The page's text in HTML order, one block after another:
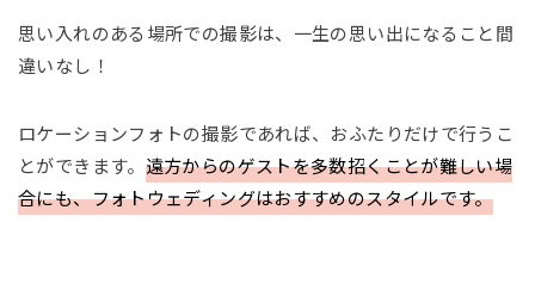
思い入れのある場所での撮影は、一生の思い出になること間
違いなし！
ロケーションフォトの撮影であれば、おふたりだけで行うこ
とができます。 遠方からのゲストを多数招くことが難しい場
合にも、フォトウェディングはおすすめのスタイルです。